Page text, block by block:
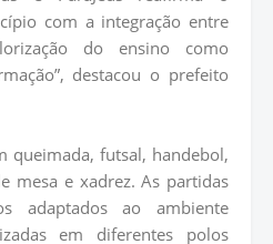
com a integração entre
do ensino como
destacou o prefeito
queimada, futsal, handebol,
mesa e xadrez. As partidas
adaptados ao ambiente
em diferentes polos